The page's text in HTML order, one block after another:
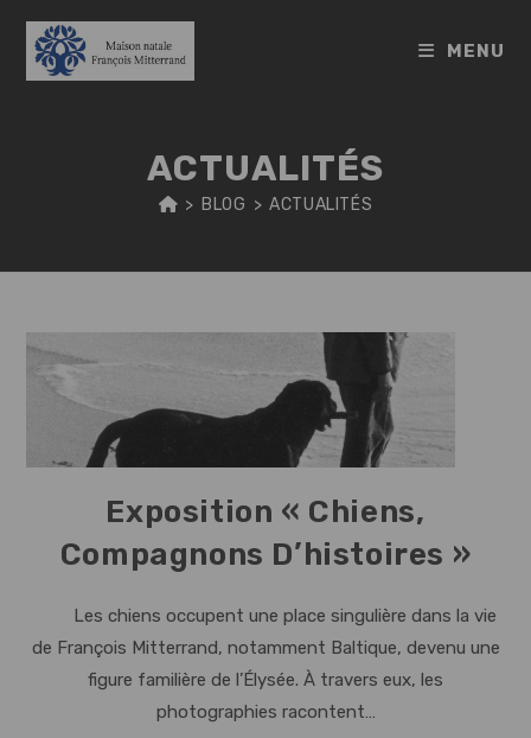
content
MENU
ACTUALITÉS
> BLOG > ACTUALITÉS
Exposition « Chiens,
Compagnons D’histoires »
Les chiens occupent une place singulière dans la vie
de François Mitterrand, notamment Baltique, devenu une
figure familière de l’Élysée. À travers eux, les
photographies racontent…